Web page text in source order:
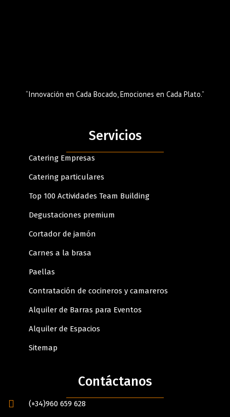
“Innovación en Cada Bocado, Emociones en Cada Plato.”
Servicios
Catering Empresas
Catering particulares
Top 100 Actividades Team Building
Degustaciones premium
Cortador de jamón
Carnes a la brasa
Paellas
Contratación de cocineros y camareros
Alquiler de Barras para Eventos
Alquiler de Espacios
Sitemap
Contáctanos
(+34)960 659 628